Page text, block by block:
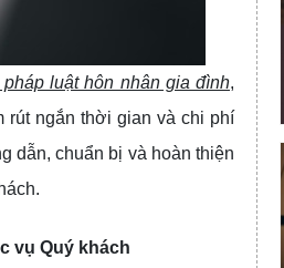
luật hôn nhân gia đình,
rút ngắn thời gian và chi phí
dẫn, chuẩn bị và hoàn thiện
vụ Quý khách